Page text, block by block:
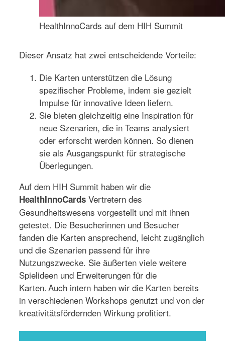
HealthInnoCards auf dem HIH Summit
Dieser Ansatz hat zwei entscheidende Vorteile:
Die Karten unterstützen die Lösung
spezifischer Probleme, indem sie gezielt
Impulse für innovative Ideen liefern.
Sie bieten gleichzeitig eine Inspiration für
neue Szenarien, die in Teams analysiert
oder erforscht werden können. So dienen
sie als Ausgangspunkt für strategische
Überlegungen.
Auf dem HIH Summit haben wir die
HealthInnoCards Vertretern des
Gesundheitswesens vorgestellt und mit ihnen
getestet. Die Besucherinnen und Besucher
fanden die Karten ansprechend, leicht zugänglich
und die Szenarien passend für ihre
Nutzungszwecke. Sie äußerten viele weitere
Spielideen und Erweiterungen für die
Karten. Auch intern haben wir die Karten bereits
in verschiedenen Workshops genutzt und von der
kreativitätsfördernden Wirkung profitiert.